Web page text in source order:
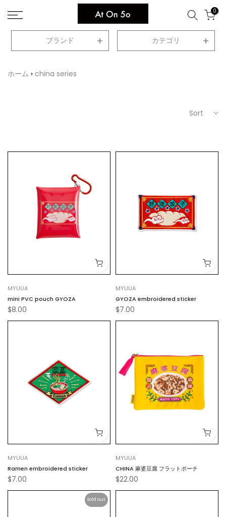
Skip
to
content
0
ブランド カテゴリ
ホーム china series
Sort
MYUUA
mini PVC pouch GYOZA
$8.00
MYUUA
GYOZA embroidered sticker
$7.00
MYUUA
Ramen embroidered sticker
$7.00
MYUUA
CHINA 麻婆豆腐 フラットポーチ
$22.00
Sold out